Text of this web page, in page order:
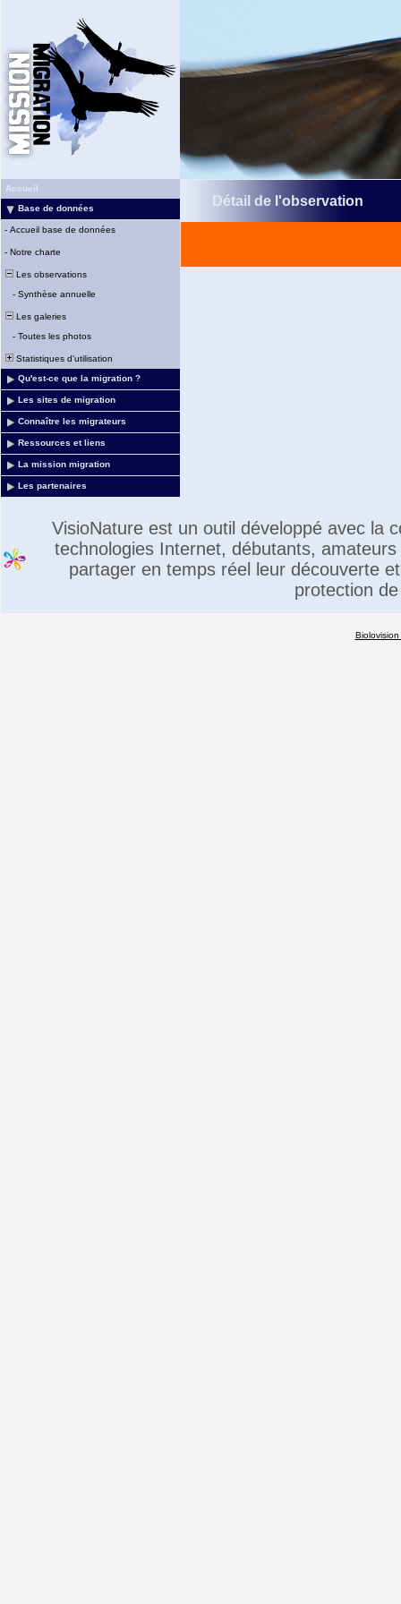
Accueil
Base de données
- Accueil base de données
- Notre charte
Les observations
- Synthèse annuelle
Les galeries
- Toutes les photos
Statistiques d'utilisation
Qu'est-ce que la migration ?
Les sites de migration
Connaître les migrateurs
Ressources et liens
La mission migration
Les partenaires
Détail de l'observation
VisioNature est un outil développé avec la
technologies Internet, débutants,
partager en temps réel leur découverte
protection
Biolovision